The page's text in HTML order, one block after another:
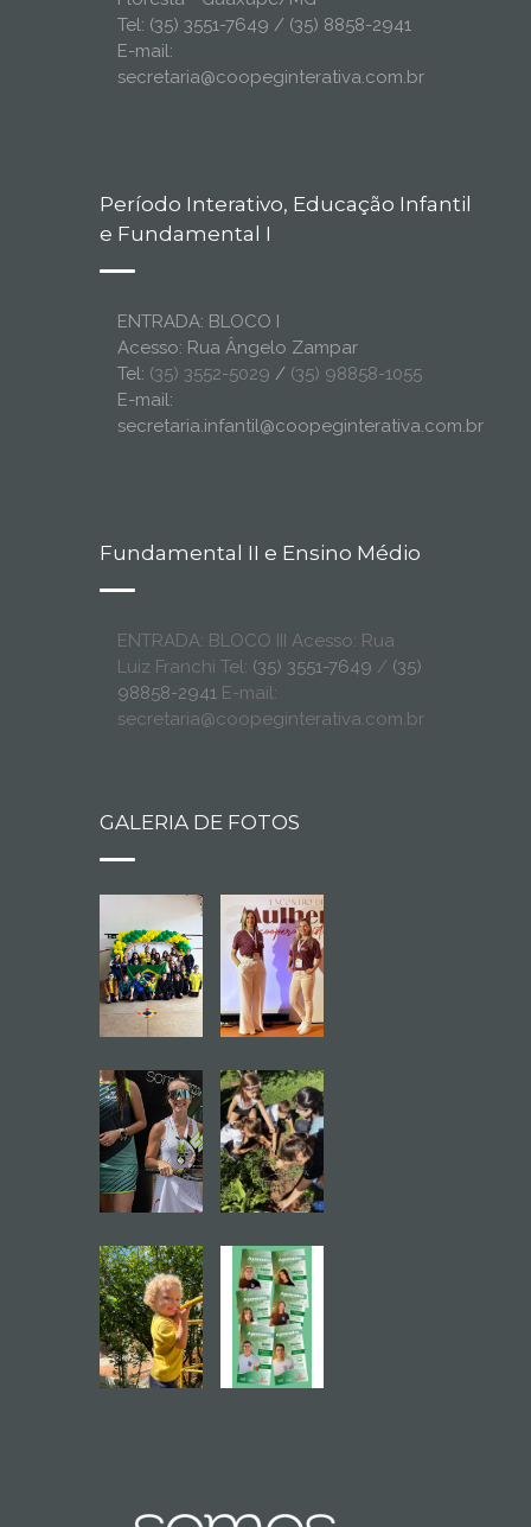
Tel: (35) 3551-7649 / (35) 8858-2941
E-mail:
secretaria@coopeginterativa.com.br
Período Interativo, Educação Infantil
e Fundamental I
ENTRADA: BLOCO I
Acesso: Rua Ângelo Zampar
Tel: (35) 3552-5029 / (35) 98858-1055
E-mail:
secretaria.infantil@coopeginterativa.com.br
Fundamental II e Ensino Médio
ENTRADA: BLOCO III Acesso: Rua
Luiz Franchi Tel: (35) 3551-7649 / (35)
98858-2941 E-mail:
secretaria@coopeginterativa.com.br
GALERIA DE FOTOS